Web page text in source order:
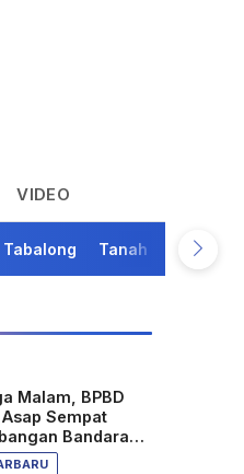
VIDEO
Tabalong Tanah Bumbu
Malam, BPBD
Sempat
Bandara